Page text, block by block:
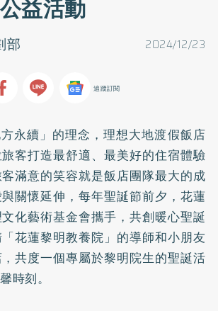
益活動
2024/12/23
部
追蹤訂閱
永續」的理念，理想大地渡假飯店
客打造最舒適、最美好的住宿體驗
滿意的笑容就是飯店團隊最大的成
關懷延伸，每年聖誕節前夕，花蓮
化藝術基金會攜手，共創暖心聖誕
花蓮黎明教養院」的導師和小朋友
共度一個專屬於黎明院生的聖誕活
時刻。